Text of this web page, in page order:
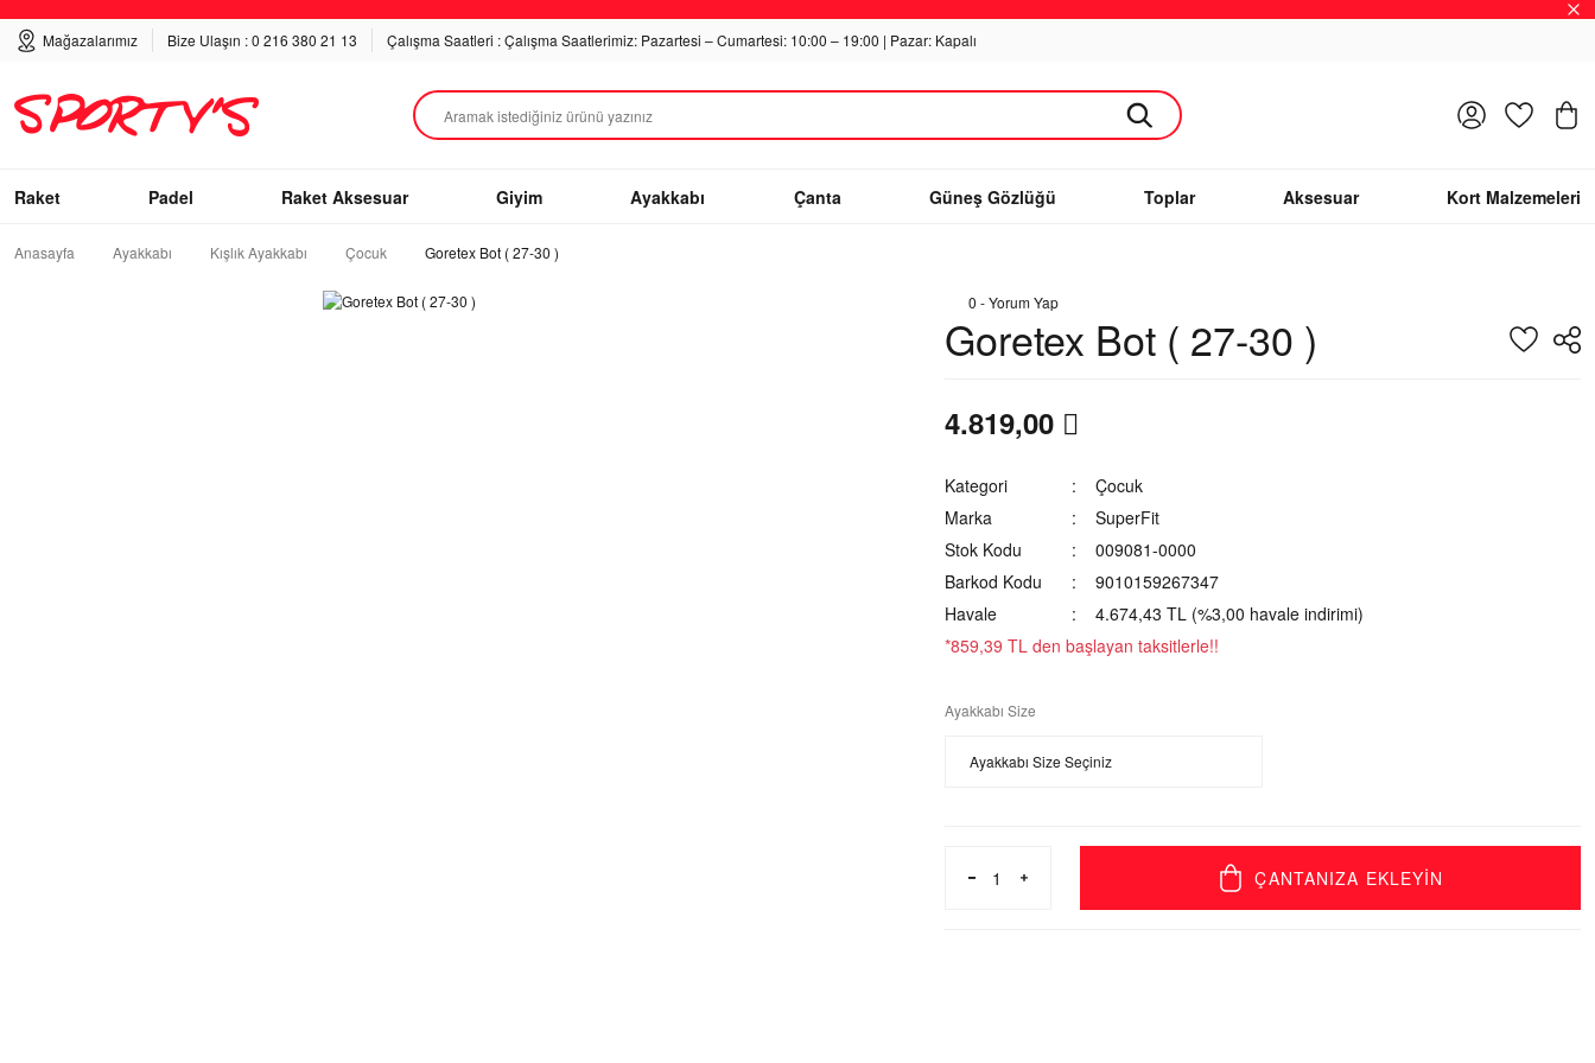
Mağazalarımız Bize Ulaşın : 0 216 380 21 13 Çalışma Saatleri : Çalışma Saatlerimiz: Pazartesi – Cumartesi: 10:00 – 19:00 | Pazar: Kapalı
Giriş Yap
Raket Padel Raket Aksesuar Giyim Ayakkabı Çanta Güneş Gözlüğü Toplar Aksesuar Kort Malzemeleri
Anasayfa Ayakkabı Kışlık Ayakkabı Çocuk Goretex Bot ( 27-30 )
0 - Yorum Yap
Goretex Bot ( 27-30 )
4.819,00
Kategori
Çocuk
Marka
SuperFit
Stok Kodu
009081-0000
Barkod Kodu
9010159267347
Havale
4.674,43 TL (%3,00 havale indirimi)
*859,39 TL den başlayan taksitlerle!!
Ayakkabı Size
ÇANTANIZA EKLEYİN